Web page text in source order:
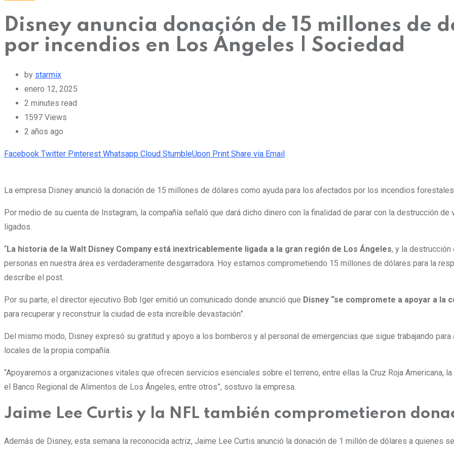
Disney anuncia donación de 15 millones de
por incendios en Los Ángeles | Sociedad
by starmix
enero 12, 2025
2 minutes read
1597 Views
2 años ago
Facebook Twitter Pinterest Whatsapp Cloud StumbleUpon Print Share via Email
La empresa Disney anunció la donación de 15 millones de dólares como ayuda para los afectados por los incendios
Por medio de su cuenta de Instagram, la compañía señaló que dará dicho dinero con la finalidad de parar con la destrucción de
ligados.
“La historia de la Walt Disney Company está inextricablemente ligada a la gran región de Los Ángeles, y la
personas en nuestra área es verdaderamente desgarradora. Hoy estamos comprometiendo 15 millones de dólares para la
describe el post.
Por su parte, el director ejecutivo Bob Iger emitió un comunicado donde anunció que Disney “se compromete a apoyar a la
para recuperar y reconstruir la ciudad de esta increíble devastación”.
Del mismo modo, Disney expresó su gratitud y apoyo a los bomberos y al personal de emergencias que sigue trabajando
locales de la propia compañía.
“Apoyaremos a organizaciones vitales que ofrecen servicios esenciales sobre el terreno, entre ellas la Cruz Roja Americana,
el Banco Regional de Alimentos de Los Ángeles, entre otros”, sostuvo la empresa.
Jaime Lee Curtis y la NFL también comprometieron
Además de Disney, esta semana la reconocida actriz, Jaime Lee Curtis anunció la donación de 1 millón de dólares a quienes